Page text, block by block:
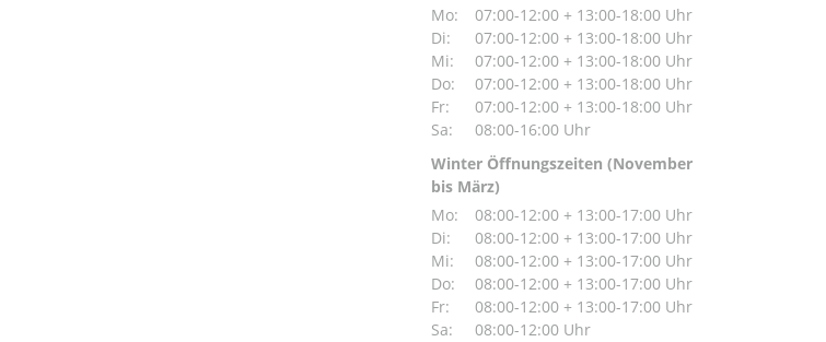
Mo:
07:00-12:00 + 13:00-18:00 Uhr
Di:
07:00-12:00 + 13:00-18:00 Uhr
Mi:
07:00-12:00 + 13:00-18:00 Uhr
Do:
07:00-12:00 + 13:00-18:00 Uhr
Fr:
07:00-12:00 + 13:00-18:00 Uhr
Sa:
08:00-16:00 Uhr
Winter Öffnungszeiten (November
bis März)
Mo:
08:00-12:00 + 13:00-17:00 Uhr
Di:
08:00-12:00 + 13:00-17:00 Uhr
Mi:
08:00-12:00 + 13:00-17:00 Uhr
Do:
08:00-12:00 + 13:00-17:00 Uhr
Fr:
08:00-12:00 + 13:00-17:00 Uhr
Sa:
08:00-12:00 Uhr